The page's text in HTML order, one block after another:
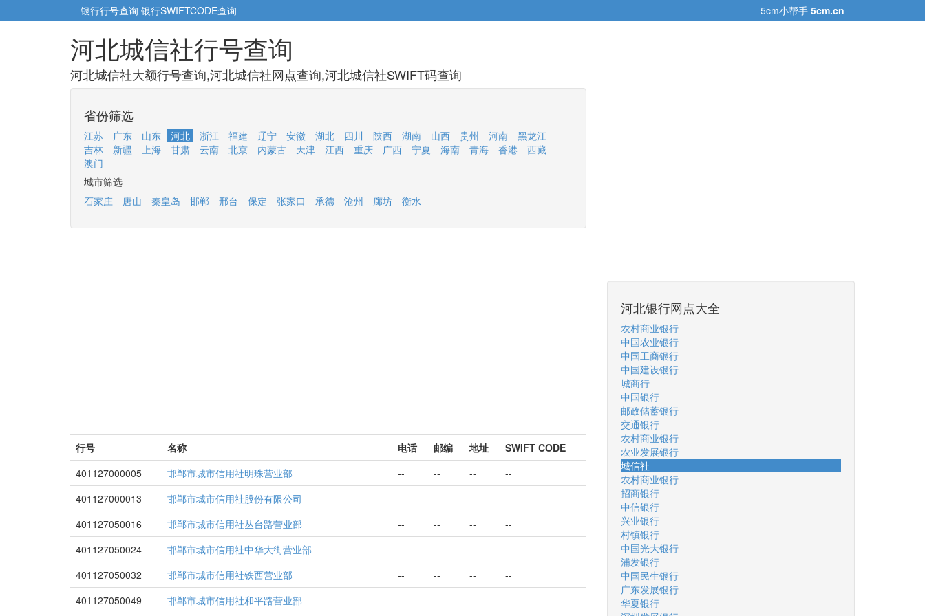
银行行号查询 银行SWIFTCODE查询 5cm小帮手 5cm.cn
河北城信社行号查询
河北城信社大额行号查询,河北城信社网点查询,河北城信社SWIFT码查询
省份筛选
江苏 广东 山东 河北 浙江 福建 辽宁 安徽 湖北 四川 陕西 湖南 山西 贵州 河南
黑龙江
吉林
新疆 上海 甘肃 云南 北京 内蒙古 天津 江西 重庆 广西 宁夏 海南 青海 香港
西藏
澳门
城市筛选
石家庄
唐山 秦皇岛 邯郸 邢台 保定 张家口 承德 沧州 廊坊 衡水
行号 名称 电话 邮编 地址
SWIFT CODE
401127000005
邯郸市城市信用社明珠营业部 -- -- --
--
401127000013
邯郸市城市信用社股份有限公司 -- -- --
--
401127050016
邯郸市城市信用社丛台路营业部 -- -- --
--
401127050024
邯郸市城市信用社中华大街营业部 -- -- --
--
401127050032
邯郸市城市信用社铁西营业部 -- -- --
--
401127050049
邯郸市城市信用社和平路营业部 -- -- --
--
河北银行网点大全
农村商业银行
中国农业银行
中国工商银行
中国建设银行
城商行
中国银行
邮政储蓄银行
交通银行
农村商业银行
农业发展银行
城信社
农村商业银行
招商银行
中信银行
兴业银行
村镇银行
中国光大银行
浦发银行
中国民生银行
广东发展银行
华夏银行